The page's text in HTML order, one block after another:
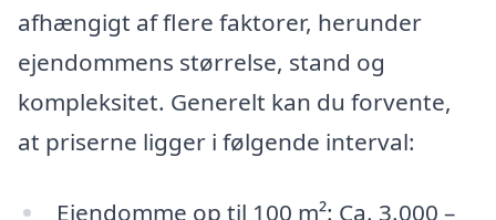
afhængigt af flere faktorer, herunder
ejendommens størrelse, stand og
kompleksitet. Generelt kan du forvente,
at priserne ligger i følgende interval:
Ejendomme op til 100 m²: Ca. 3.000 –